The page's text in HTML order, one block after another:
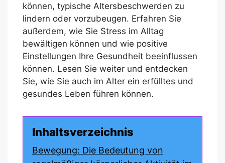
können, typische Altersbeschwerden zu
lindern oder vorzubeugen. Erfahren Sie
außerdem, wie Sie Stress im Alltag
bewältigen können und wie positive
Einstellungen Ihre Gesundheit beeinflussen
können. Lesen Sie weiter und entdecken
Sie, wie Sie auch im Alter ein erfülltes und
gesundes Leben führen können.
Inhaltsverzeichnis
Bewegung: Die Bedeutung von